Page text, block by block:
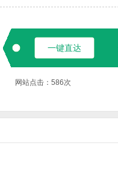
一键直达
网站点击： 586次